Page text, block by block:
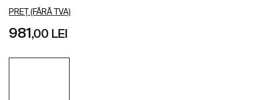
PREȚ (FĂRĂ TVA)
981,00 LEI